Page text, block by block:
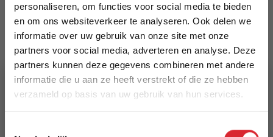
personaliseren, om functies voor social media te bieden
en om ons websiteverkeer te analyseren. Ook delen we
informatie over uw gebruik van onze site met onze
partners voor social media, adverteren en analyse. Deze
partners kunnen deze gegevens combineren met andere
informatie die u aan ze heeft verstrekt of die ze hebben
verzameld op basis van uw gebruik van hun services.
Prijs
€ 17,50
Levertijd
1 tot 5 werkdagen
Specificaties
Materiaal: Katoen